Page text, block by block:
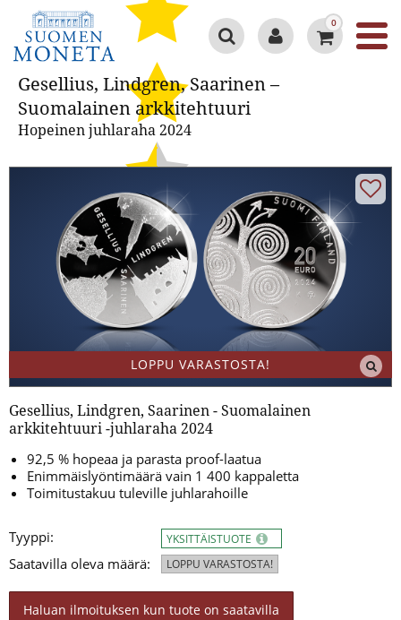
Google 4.3/5
0
Gesellius, Lindgren, Saarinen –
Suomalainen arkkitehtuuri
Hopeinen juhlaraha 2024
LOPPU VARASTOSTA!
Gesellius, Lindgren, Saarinen - Suomalainen
arkkitehtuuri -juhlaraha 2024
92,5 % hopeaa ja parasta proof-laatua
Enimmäislyöntimäärä vain 1 400 kappaletta
Toimitustakuu tuleville juhlarahoille
Tyyppi:
Saatavilla oleva määrä:
YKSITTÄISTUOTE
LOPPU VARASTOSTA!
Haluan ilmoituksen kun tuote on saatavilla
Gesellius, Lindgren, Saarinen –
Suomalainen arkkitehtuuri